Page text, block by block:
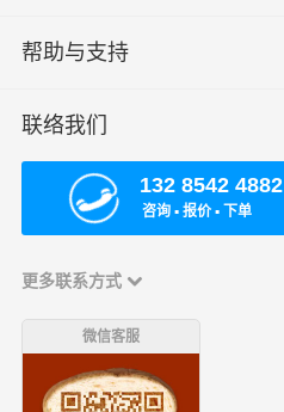
帮助与支持
联络我们
132 8542 4882
咨询 ▪ 报价 ▪ 下单
更多联系方式
微信客服